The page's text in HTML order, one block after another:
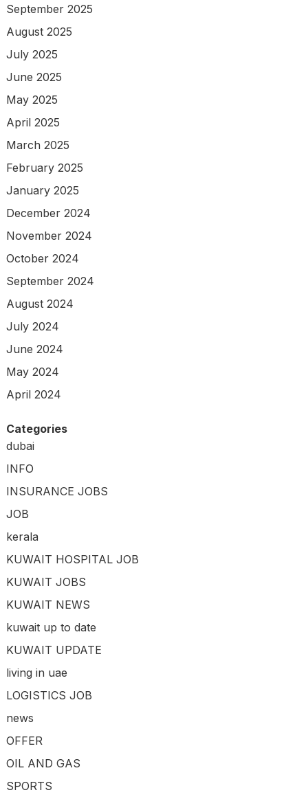
September 2025
August 2025
July 2025
June 2025
May 2025
April 2025
March 2025
February 2025
January 2025
December 2024
November 2024
October 2024
September 2024
August 2024
July 2024
June 2024
May 2024
April 2024
Categories
dubai
INFO
INSURANCE JOBS
JOB
kerala
KUWAIT HOSPITAL JOB
KUWAIT JOBS
KUWAIT NEWS
kuwait up to date
KUWAIT UPDATE
living in uae
LOGISTICS JOB
news
OFFER
OIL AND GAS
SPORTS